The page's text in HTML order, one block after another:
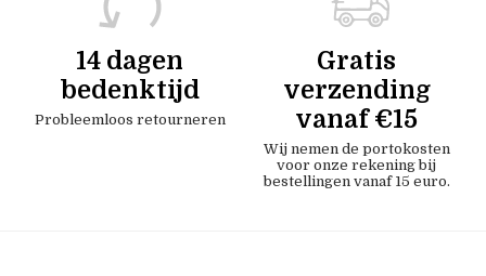
14 dagen
bedenktijd
Probleemloos retourneren
Gratis
verzending
vanaf €15
Wij nemen de portokosten
voor onze rekening bij
bestellingen vanaf 15 euro.